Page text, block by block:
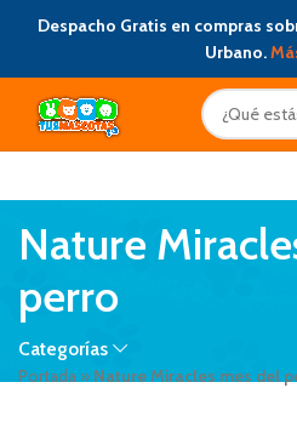
Despacho Gratis en compras
Urbano.
Nature
perro
Categorías
Portada » Nature Miracles mes del